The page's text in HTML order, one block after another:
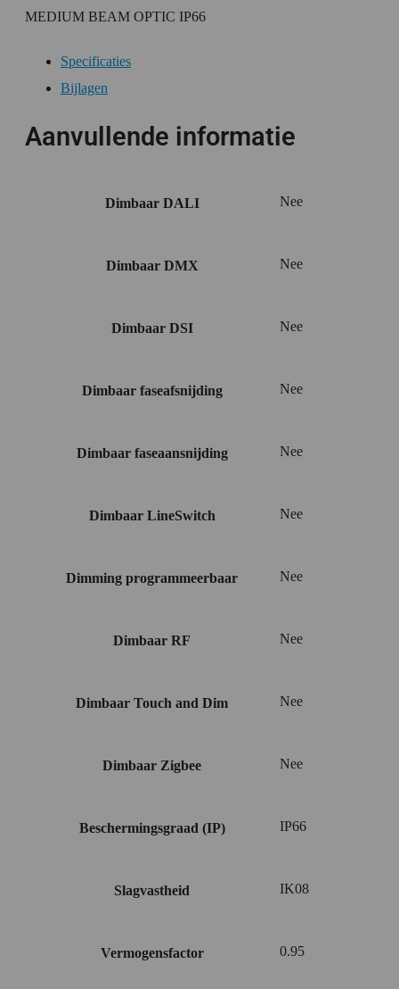
MEDIUM BEAM OPTIC IP66
Specificaties
Bijlagen
Aanvullende informatie
Dimbaar DALI Nee
Dimbaar DMX Nee
Dimbaar DSI Nee
Dimbaar faseafsnijding Nee
Dimbaar faseaansnijding Nee
Dimbaar LineSwitch Nee
Dimming programmeerbaar Nee
Dimbaar RF Nee
Dimbaar Touch and Dim Nee
Dimbaar Zigbee Nee
Beschermingsgraad (IP) IP66
Slagvastheid IK08
Vermogensfactor 0.95